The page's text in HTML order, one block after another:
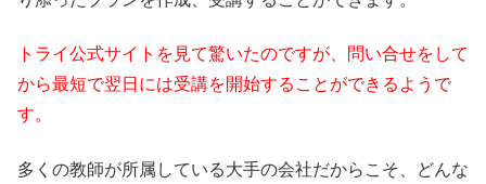
トライ公式サイトを見て驚いたのですが、問い合せをして
から最短で翌日には受講を開始することができるようで
す。
多くの教師が所属している大手の会社だからこそ、どんな